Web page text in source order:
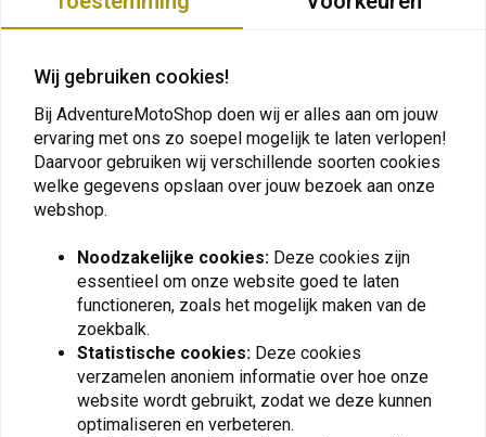
YAMAHA
XT 660 Z
YAMAHA
2012
YAMAHA
XT 660 Z ABS 2012 Tenere
YAMAHA
XT 660 Z ABS 2011 Tenere
YAMAHA
XT 660 Z 2009 Tenere
2008 Tenere
SW-Motech Onderdeelnummer: 05061655
Vergelijkbare producten
Wij gebruiken cookies!
Bij AdventureMotoShop doen wij er alles aan om jouw
ervaring met ons zo soepel mogelijk te laten verlopen!
Daarvoor gebruiken wij verschillende soorten cookies
welke gegevens opslaan over jouw bezoek aan onze
webshop.
Noodzakelijke cookies: Deze cookies zijn
essentieel om onze website goed te laten
functioneren, zoals het mogelijk maken van de
zoekbalk.
Statistische cookies: Deze cookies
verzamelen anoniem informatie over hoe onze
website wordt gebruikt, zodat we deze kunnen
optimaliseren en verbeteren.